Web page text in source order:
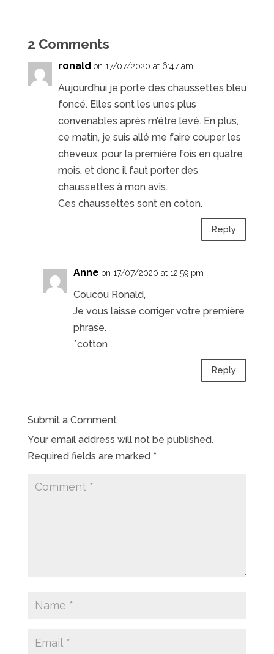
2 Comments
ronald on 17/07/2020 at 6:47 am
Aujourd’hui je porte des chaussettes bleu
foncé. Elles sont les unes plus
convenables après m’être levé. En plus,
ce matin, je suis allé me faire couper les
cheveux, pour la première fois en quatre
mois, et donc il faut porter des
chaussettes à mon avis.
Ces chaussettes sont en coton.
Reply
Anne on 17/07/2020 at 12:59 pm
Coucou Ronald,
Je vous laisse corriger votre première
phrase.
*cotton
Reply
Submit a Comment
Your email address will not be published.
Required fields are marked *